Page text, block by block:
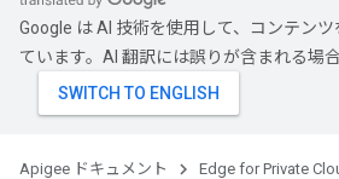
Google は AI 技術を使用して、コンテン
ています。AI 翻訳には誤りが含まれる場
Apigee ドキュメント Edge for Private